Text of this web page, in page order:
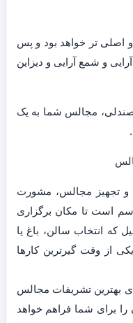
اصلی تر خواهد بود و پس
و شمع آرایی و دیزاین
مجالس شما به یک
و تجهیز مجالس، مشورت
است تا مکان برگزاری
که انتخاب سالن، باغ یا
از وقت گیرترین کارها
بهترین تشریفات مجالس
را برای شما فراهم خواهد